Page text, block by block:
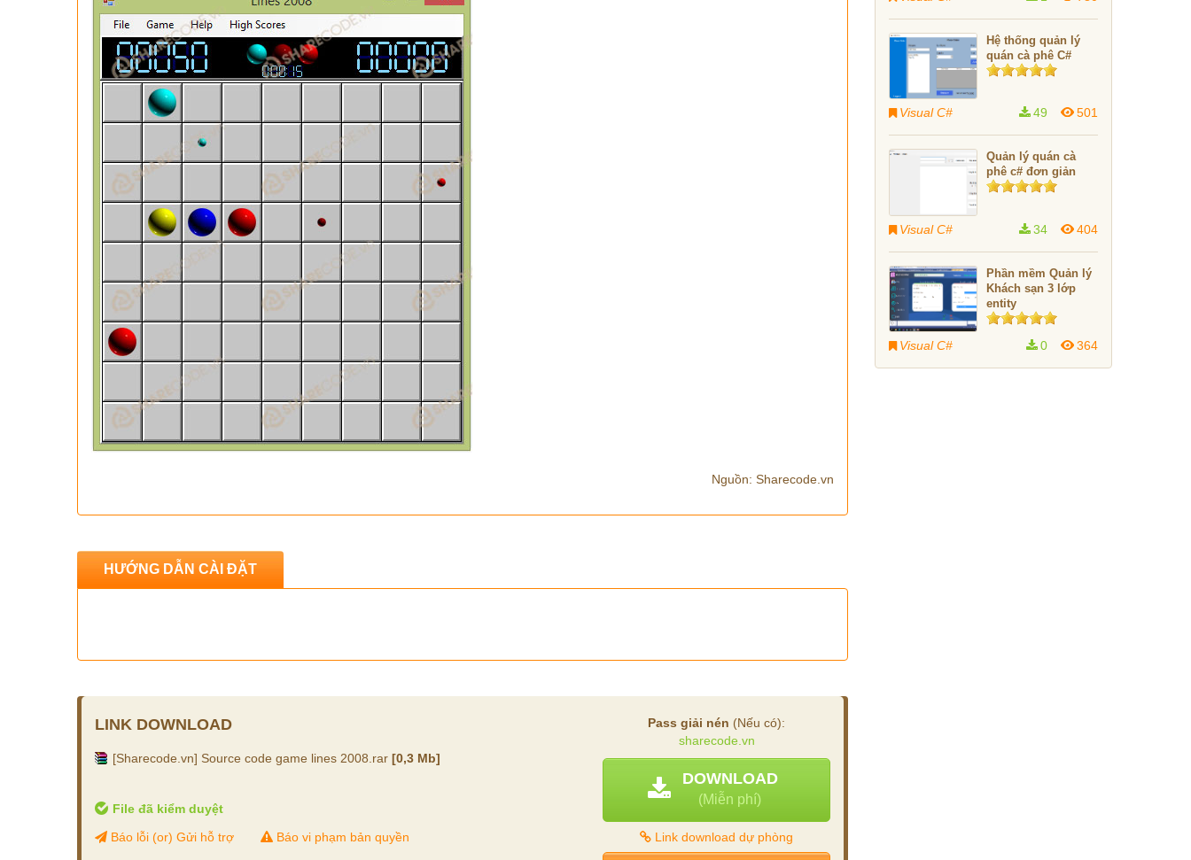
Nguồn: Sharecode.vn
HƯỚNG DẪN CÀI ĐẶT
LINK DOWNLOAD
[Sharecode.vn] Source code game lines 2008.rar [0,3 Mb]
File đã kiểm duyệt
Báo lỗi (or) Gửi hỗ trợ
Báo vi phạm bản quyền
Pass giải nén (Nếu có):
sharecode.vn
DOWNLOAD
(Miễn phí)
Link download dự phòng
Hệ thống quản lý
quán cà phê C#
Visual C# 501
49
Quản lý quán cà
phê c# đơn giản
Visual C# 404
34
Phần mềm Quản lý
Khách sạn 3 lớp
entity
Visual C# 364
0